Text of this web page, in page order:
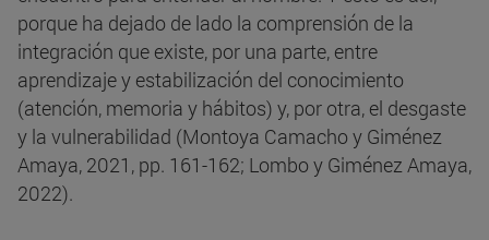
porque ha dejado de lado la comprensión de la
integración que existe, por una parte, entre
aprendizaje y estabilización del conocimiento
(atención, memoria y hábitos) y, por otra, el desgaste
y la vulnerabilidad (Montoya Camacho y Giménez
Amaya, 2021, pp. 161-162; Lombo y Giménez Amaya,
2022).